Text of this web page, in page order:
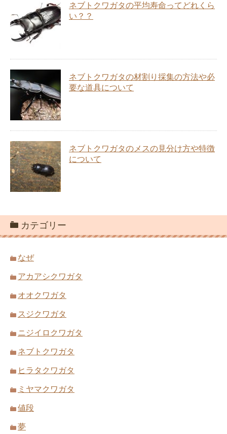
ネブトクワガタの平均寿命ってどれくら
い？？
ネブトクワガタの材割り採集の方法や必
要な道具について
ネブトクワガタのメスの見分け方や特徴
について
カテゴリー
なぜ
アカアシクワガタ
オオクワガタ
スジクワガタ
ニジイロクワガタ
ネブトクワガタ
ヒラタクワガタ
ミヤマクワガタ
値段
夢